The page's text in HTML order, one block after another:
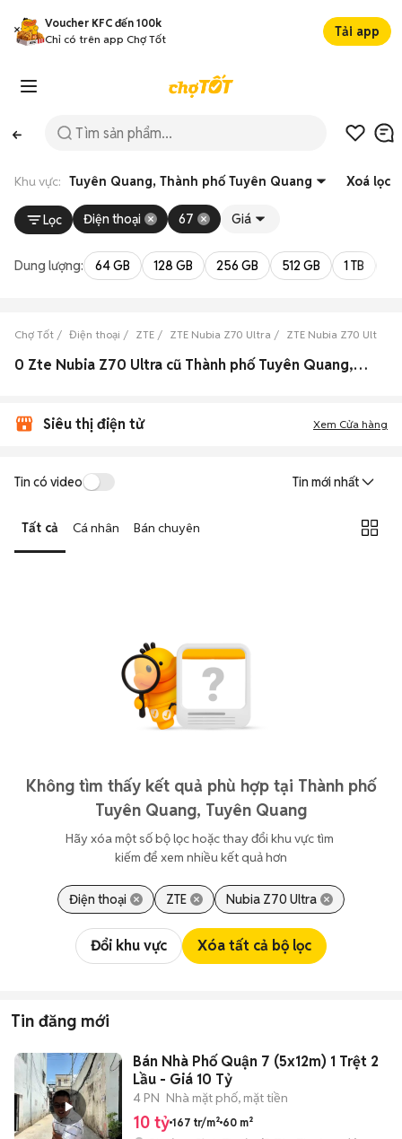
Voucher KFC đến 100k
Chỉ có trên app Chợ Tốt
Tải app
Khu vực: Tuyên Quang, Thành phố Tuyên Quang Xoá lọc
Lọc Điện thoại 67 Giá
Dung lượng: 64 GB 128 GB 256 GB 512 GB 1 TB
Chợ Tốt Điện thoại ZTE ZTE Nubia Z70 Ultra ZTE Nubia Z70 Ultra
0 Zte Nubia Z70 Ultra cũ Thành phố Tuyên Quang, Tuyên Quang đẹp
Siêu thị điện tử Xem Cửa hàng
Tin có video Tin mới nhất
Tất cả Cá nhân Bán chuyên
Không tìm thấy kết quả phù hợp tại Thành phố
Tuyên Quang, Tuyên Quang
Hãy xóa một số bộ lọc hoặc thay đổi khu vực tìm
kiếm để xem nhiều kết quả hơn
Điện thoại ZTE Nubia Z70 Ultra
Đổi khu vực Xóa tất cả bộ lọc
Tin đăng mới
Bán Nhà Phố Quận 7 (5x12m) 1 Trệt 2
Lầu - Giá 10 Tỷ
4 PN Nhà mặt phố, mặt tiền
10 tỷ 167 tr/m² 60 m²